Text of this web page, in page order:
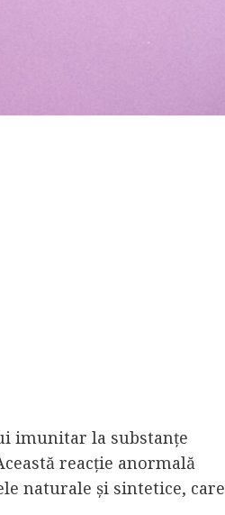
imunitar la substanțe
reacție anormală
naturale și sintetice, care